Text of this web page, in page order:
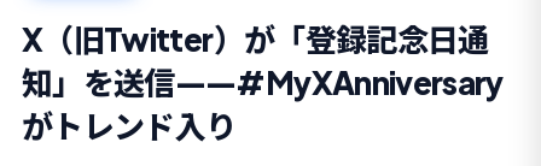
X（旧Twitter）が「登録記念日通
知」を送信——#MyXAnniversary
がトレンド入り